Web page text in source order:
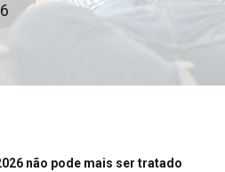
não pode mais ser tratado